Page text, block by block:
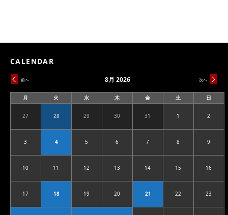
CALENDAR
前へ 次へ
8月 2026
月
曜
火
曜
水
曜
木
曜
金
曜
土
曜
日
曜
272026.07.27 282026.07.28 292026.07.29 302026.07.30 312026.07.31 12026.08.01 2
32026.08.03 42026.08.04 52026.08.05 62026.08.06 72026.08.07 82026.08.08 9
102026.08.10 112026.08.11 122026.08.12 132026.08.13 142026.08.14 152026.08.15 16
172026.08.17 182026.08.18 192026.08.19 202026.08.20 212026.08.21 222026.08.22 23